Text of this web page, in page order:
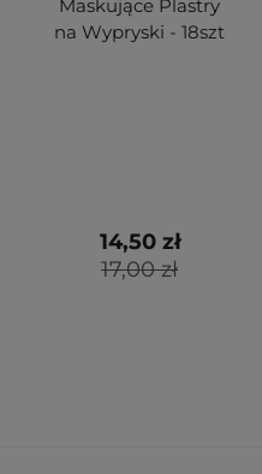
Maskujące Plastry
na Wypryski - 18szt
17,00 zł
14,50 zł